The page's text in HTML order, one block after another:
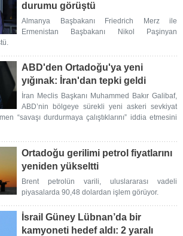
durumu görüştü
Almanya Başbakanı Friedrich Merz ile
Ermenistan Başbakanı Nikol Paşinyan
ABD'den Ortadoğu'ya yeni
yığınak: İran'dan tepki geldi
İran Meclis Başkanı Muhammed Bakır Galibaf,
ABD’nin bölgeye sürekli yeni askeri sevkiyat
“savaşı durdurmaya çalıştıklarını” iddia etmesini
Ortadoğu gerilimi petrol fiyatlarını
yeniden yükseltti
Brent petrolün varili, uluslararası vadeli
piyasalarda 90,48 dolardan işlem görüyor.
İsrail Güney Lübnan’da bir
kamyoneti hedef aldı: 2 yaralı